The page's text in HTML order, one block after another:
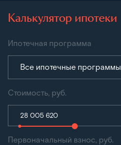
Калькулятор ипотеки
Ипотечная программа
Все ипотечные программы
Стоимость, руб.
Первоначальный взнос, руб.